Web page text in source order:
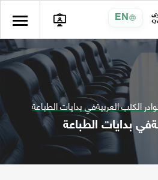
EN
الكتب العربيةفي بدايات الطباعة
بدايات الطباعة